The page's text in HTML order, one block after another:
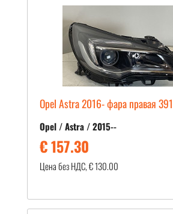
Opel Astra 2016- фара правая
Opel / Astra / 2015--
€ 157.30
Цена без НДС, € 130.00